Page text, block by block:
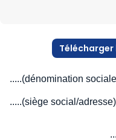
Télécharger
.....(dénomination
.....(siège social/adresse)